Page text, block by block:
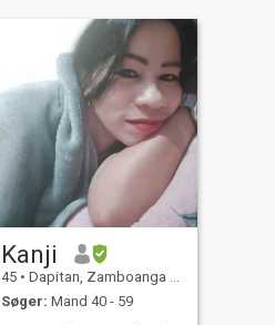
Kanji
45 • Dapitan, Zamboanga del Norte, Filippinerne
Søger: Mand 40 - 59